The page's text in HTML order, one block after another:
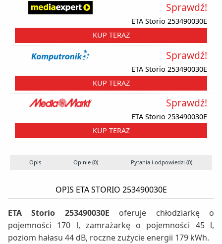
ETA Storio 253490030E
Sprawdź!
KUP TERAZ
ETA Storio 253490030E
Sprawdź!
KUP TERAZ
ETA Storio 253490030E
Sprawdź!
KUP TERAZ
Opis Opinie (0) Pytania i odpowiedzi (0)
OPIS ETA STORIO 253490030E
ETA Storio 253490030E oferuje chłodziarkę o
pojemności 170 l, zamrażarkę o pojemności 45 l,
poziom hałasu 44 dB, roczne zużycie energii 179 kWh.